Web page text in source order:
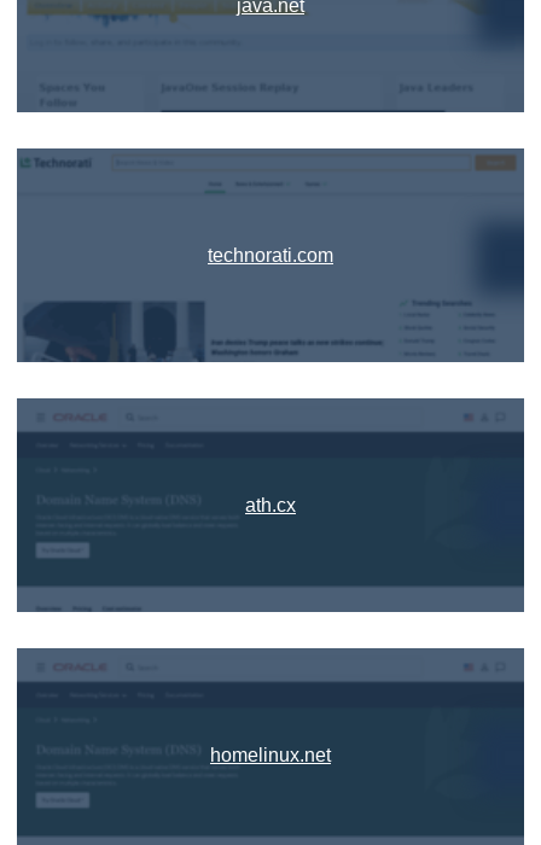
java.net
technorati.com
ath.cx
homelinux.net